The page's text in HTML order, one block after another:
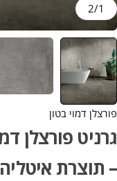
1
/
2
פורצלן דמוי בטון
– תוצרת איטליה